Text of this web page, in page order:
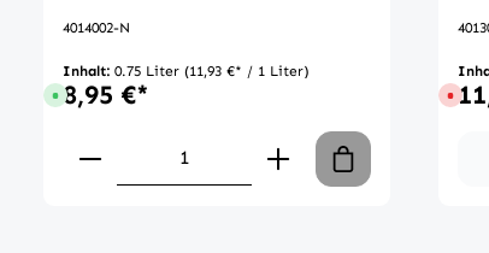
4014002-N
Inhalt: 0.75 Liter (11,93 €* / 1 Liter)
Sofort verfügbar, Lieferzeit: 1-3 Tage
8,95 €*
Produkt Anzahl: Gib den